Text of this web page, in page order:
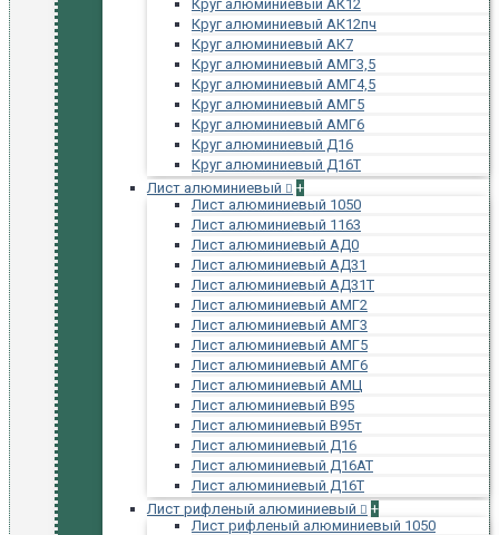
Круг алюминиевый АК12
Круг алюминиевый АК12пч
Круг алюминиевый АК7
Круг алюминиевый АМГ3,5
Круг алюминиевый АМГ4,5
Круг алюминиевый АМГ5
Круг алюминиевый АМГ6
Круг алюминиевый Д16
Круг алюминиевый Д16Т
Лист алюминиевый
+
Лист алюминиевый 1050
Лист алюминиевый 1163
Лист алюминиевый АД0
Лист алюминиевый АД31
Лист алюминиевый АД31Т
Лист алюминиевый АМГ2
Лист алюминиевый АМГ3
Лист алюминиевый АМГ5
Лист алюминиевый АМГ6
Лист алюминиевый АМЦ
Лист алюминиевый В95
Лист алюминиевый В95т
Лист алюминиевый Д16
Лист алюминиевый Д16АТ
Лист алюминиевый Д16Т
Лист рифленый алюминиевый
+
Лист рифленый алюминиевый 1050